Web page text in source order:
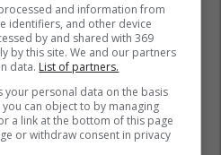
and information from
identifiers, and other device
by and shared with 369
by this site. We and our partners
data. List of partners.
your personal data on the basis
can object to by managing
a link at the bottom of this page
or withdraw consent in privacy